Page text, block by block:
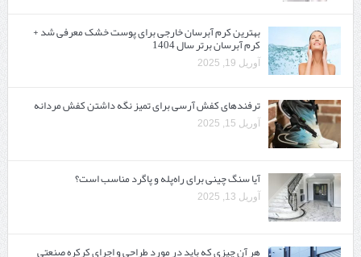
بهترین کرم آبرسان خارجی برای پوست خشک معرفی شد +
کرم آبرسان برتر سال 1404
آوریل 19, 2025
ترفندهای کفش آرسی برای تمیز نگه داشتن کفش مردانه
آوریل 15, 2025
آیا سنگ چینی برای راه‌پله و پاگرد مناسب است؟
آوریل 13, 2025
هر آن چیزی که باید در مورد طراحی و اجرای کرکره صنعتی